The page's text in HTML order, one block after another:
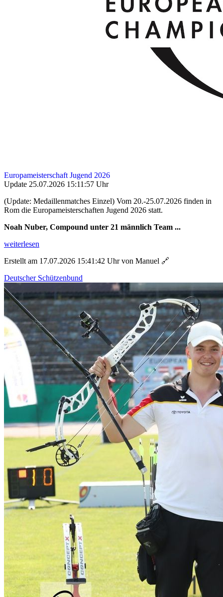
Europameisterschaft Jugend 2026
Update 25.07.2026 15:11:57 Uhr
(Update: Medaillenmatches Einzel) Vom 20.-25.07.2026 finden in
Rom die Europameisterschaften Jugend 2026 statt.
Noah Nuber, Compound unter 21 männlich Team ...
weiterlesen
Erstellt am 17.07.2026 15:41:42 Uhr von Manuel 🔗
Deutscher Schützenbund